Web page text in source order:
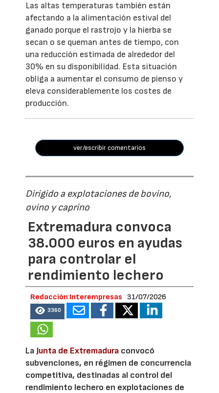
Las altas temperaturas también están
afectando a la alimentación estival del
ganado porque el rastrojo y la hierba se
secan o se queman antes de tiempo, con
una reducción estimada de alrededor del
30% en su disponibilidad. Esta situación
obliga a aumentar el consumo de pienso y
eleva considerablemente los costes de
producción.
ver/escribir comentarios
Dirigido a explotaciones de bovino,
ovino y caprino
Extremadura convoca
38.000 euros en ayudas
para controlar el
rendimiento lechero
Redacción Interempresas 31/07/2026
3360
La Junta de Extremadura convocó
subvenciones, en régimen de concurrencia
competitiva, destinadas al control del
rendimiento lechero en explotaciones de